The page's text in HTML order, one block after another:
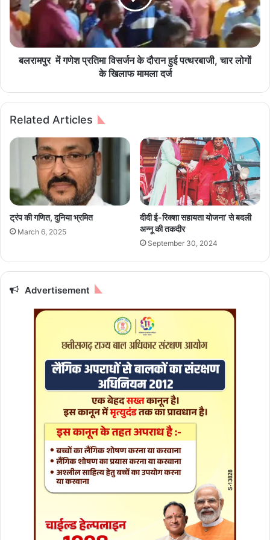
लु
ओं
की
स
में
त
र
ग
वि
र्ज
दौ
रा
हु
ई
त्थ
र
बा
बलरामपुर में गणेश प्रतिमा विसर्जन के दौरान हुई पत्थरबाजी, चार लोगों
के खिलाफ मामला दर्ज
Related Articles
ट्रंप की गणित, दुनिया भ्रमित
March 6, 2025
दीदी ई-रिक्शा सहायता योजना’ से बदली
अन्नू की तकदीर
September 30, 2024
Advertisement